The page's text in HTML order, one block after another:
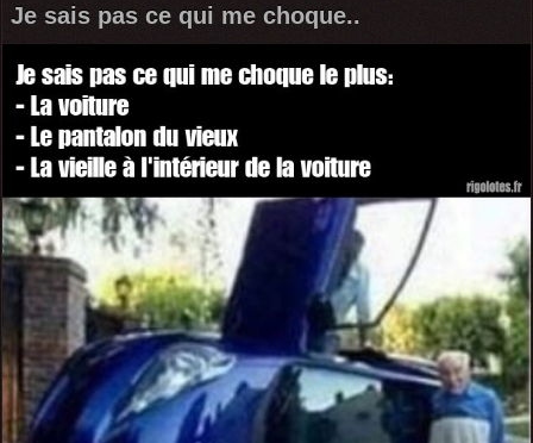
Je sais pas ce qui me choque..